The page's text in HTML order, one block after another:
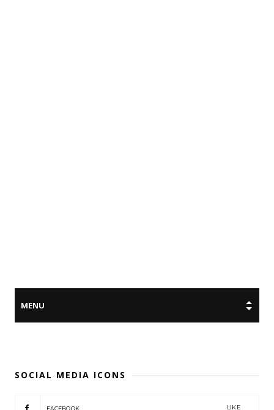
SOCIAL MEDIA ICONS
FACEBOOK LIKE